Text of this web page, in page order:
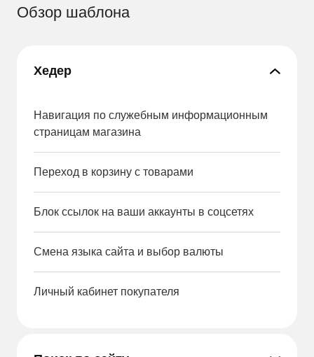
Обзор шаблона
Хедер
Навигация по служебным информационным
страницам магазина
Переход в корзину с товарами
Блок ссылок на ваши аккаунты в соцсетях
Смена языка сайта и выбор валюты
Личный кабинет покупателя